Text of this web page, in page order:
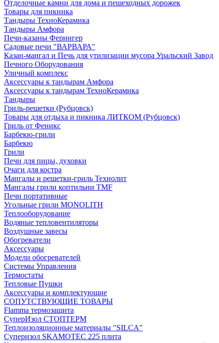
Отделочные камни для дома и пешеходных дорожек
Товары для пикника
Тандыры ТехноКерамика
Тандыры Амфора
Печи-казаны Ферингер
Садовые печи "ВАРВАРА"
Казан-мангал и Печь для утилизации мусора Уральский Завод
Печного Оборудования
Уличный комплекс
Аксессуары к тандырам Амфора
Аксессуары к тандырам ТехноКерамика
Тандыры
Гриль-решетки (Рубцовск)
Товары для отдыха и пикника ЛИТКОМ (Рубцовск)
Гриль от Феникс
Барбекю-грили
Барбекю
Грили
Печи для пицы, духовки
Очаги для костра
Мангалы и решетки-гриль Технолит
Мангалы грили коптильни TMF
Печи портативные
Угольные грили MONOLITH
Теплооборудование
Водяные тепловентиляторы
Воздушные завесы
Обогреватели
Аксессуары
Модели обогревателей
Системы Управления
Термостаты
Тепловые Пушки
Аксессуары и комплектующие
СОПУТСТВУЮЩИЕ ТОВАРЫ
Flamma термозащита
СуперИзол СТОПТЕРМ
Теплоизоляционные материалы "SILCA"
Суперизол SKAMOTEC 225 плита